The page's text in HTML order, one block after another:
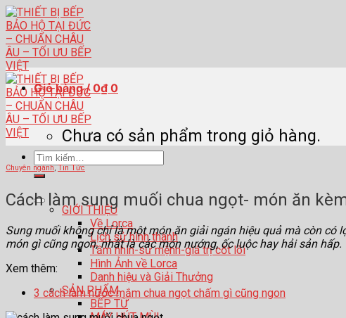
Skip
to
content
Tìm
kiếm:
GIỚI THIỆU
Về Lorca
Lịch sử hình thành
Tầm nhìn-sứ mệnh-giá trị cốt lõi
Hình Ảnh về Lorca
Danh hiệu và Giải Thưởng
SẢN PHẨM
BẾP TỪ
Giỏ hàng /0₫ 0
Chưa có sản phẩm trong giỏ hàng.
Chuyên ngành,Tin Tức
Cách làm sung muối chua ngọt- món ăn
Sung muối không chỉ là một món ăn giải ngán hiệu quả mà còn có
món gì cũng ngon, nhất là các món nướng, ốc luộc hay hải sản
Xem thêm:
3 cách làm nước mắm chua ngọt chấm gì cũng ngon